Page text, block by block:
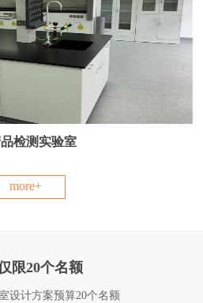
检测实验室
more+
限20个名额
设计方案预算20个名额